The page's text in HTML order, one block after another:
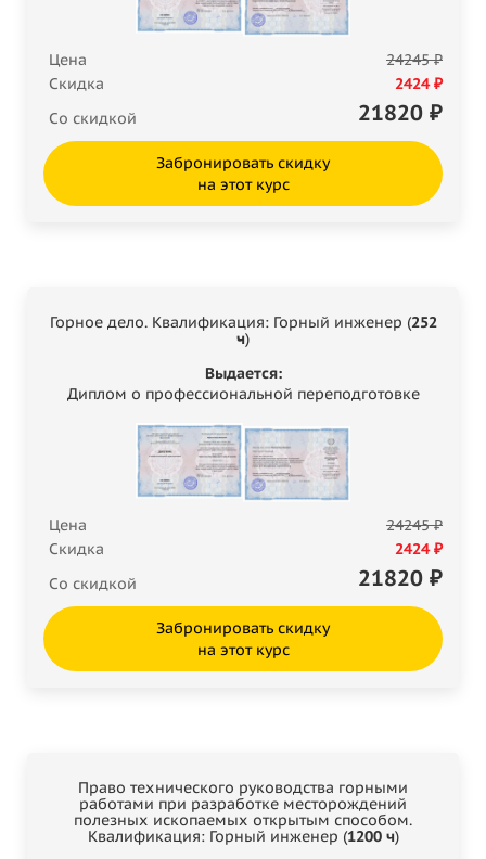
Цена
24245 ₽
Скидка
2424 ₽
Со скидкой
21820 ₽
Забронировать скидку
на этот курс
Горное дело. Квалификация: Горный инженер (252
ч)
Выдается:
Диплом о профессиональной переподготовке
Цена
24245 ₽
Скидка
2424 ₽
Со скидкой
21820 ₽
Забронировать скидку
на этот курс
Право технического руководства горными
работами при разработке месторождений
полезных ископаемых открытым способом.
Квалификация: Горный инженер (1200 ч)